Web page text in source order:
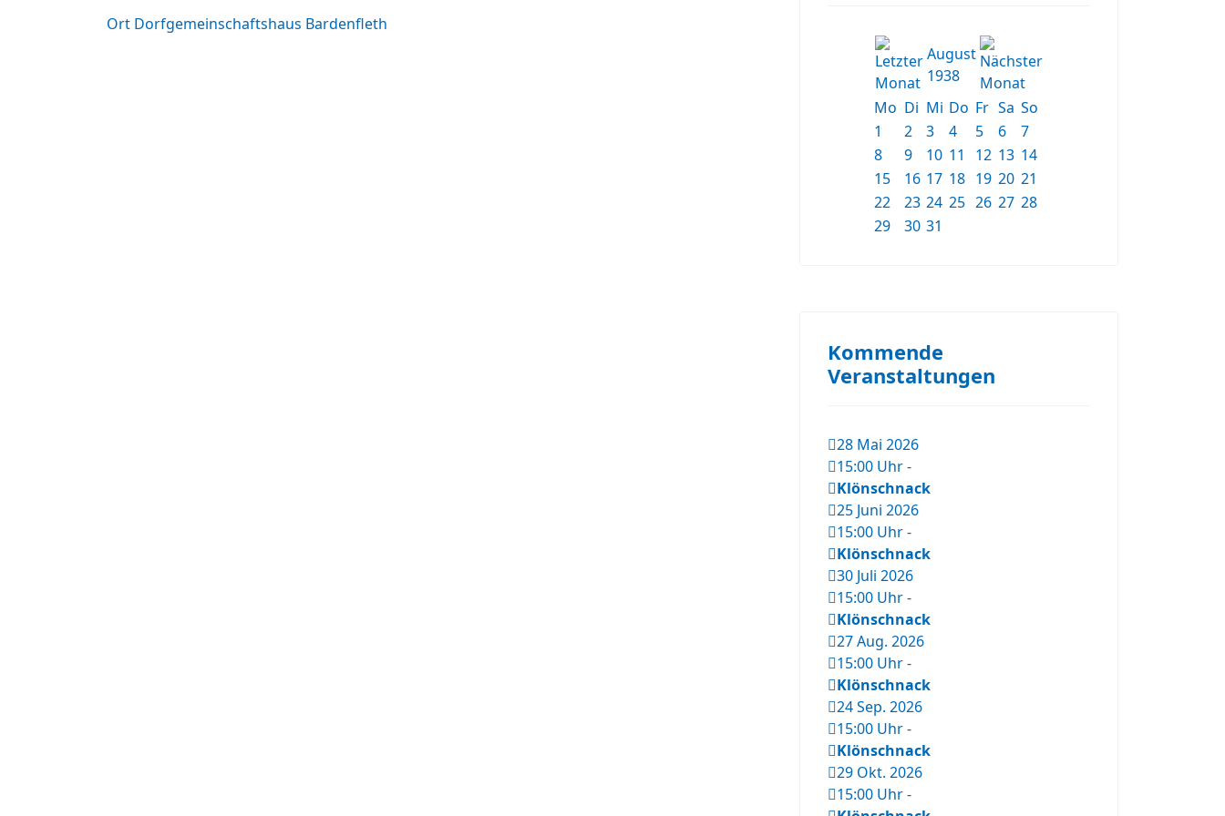
Ort Dorfgemeinschaftshaus Bardenfleth
August
1938
Mo Di Mi Do Fr Sa So
1
2 3 4 5 6
7
8
9 10 11 12 13 14
15
16 17 18 19 20 21
22
23 24 25 26 27 28
29
30 31
Kommende
Veranstaltungen
28 Mai 2026
15:00 Uhr-
Klönschnack
25 Juni 2026
15:00 Uhr-
Klönschnack
30 Juli 2026
15:00 Uhr-
Klönschnack
27 Aug. 2026
15:00 Uhr-
Klönschnack
24 Sep. 2026
15:00 Uhr-
Klönschnack
29 Okt. 2026
15:00 Uhr-